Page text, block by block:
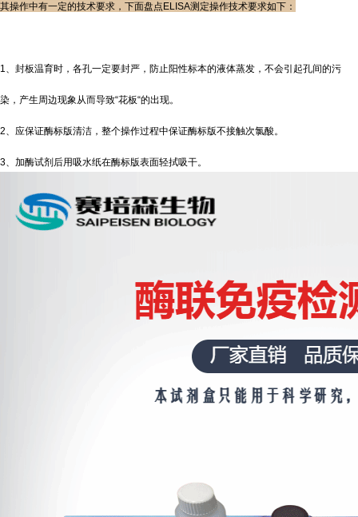
其操作中有一定的技术要求，下面盘点ELISA测定操作技术要求如下：
1、封板温育时，各孔一定要封严，防止阳性标本的液体蒸发，不会引起孔间的污
染，产生周边现象从而导致“花板“的出现。
2、应保证酶标版清洁，整个操作过程中保证酶标版不接触次氯酸。
3、加酶试剂后用吸水纸在酶标版表面轻拭吸干。